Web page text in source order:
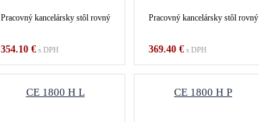
Pracovný kancelársky stôl rovný
354.10 €s DPH
Pracovný kancelársky stôl rovný
369.40 €s DPH
CE 1800 H L CE 1800 H P